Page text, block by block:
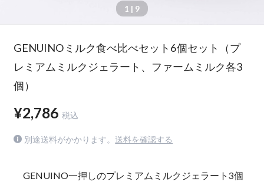
1 | 9
GENUINOミルク食べ比べセット6個セット（プ
レミアムミルクジェラート、ファームミルク各3
個）
¥2,786 税込
別途送料がかかります。 送料を確認する
GENUINO一押しのプレミアムミルクジェラート3個